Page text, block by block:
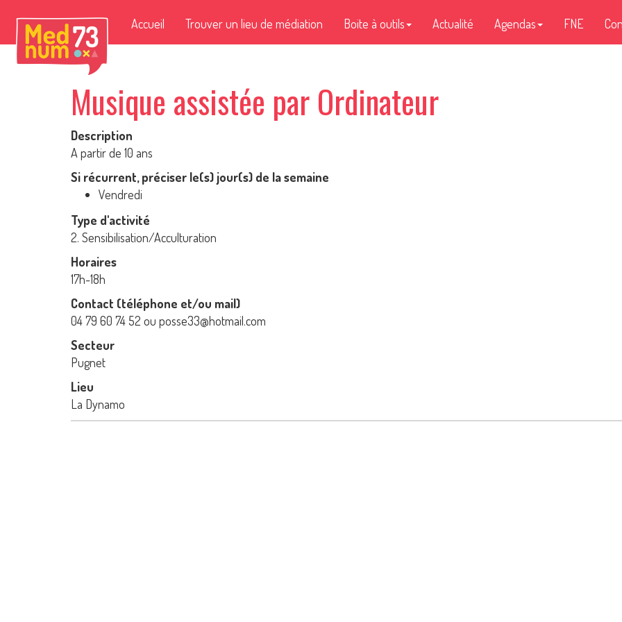
Accueil Trouver un lieu de médiation Boite à outils Actualité Agendas FNE
Musique assistée par Ordinateur
Description
A partir de 10 ans
Si récurrent, préciser le(s) jour(s) de la semaine
Vendredi
Type d'activité
2. Sensibilisation/Acculturation
Horaires
17h-18h
Contact (téléphone et/ou mail)
04 79 60 74 52 ou posse33@hotmail.com
Secteur
Pugnet
Lieu
La Dynamo